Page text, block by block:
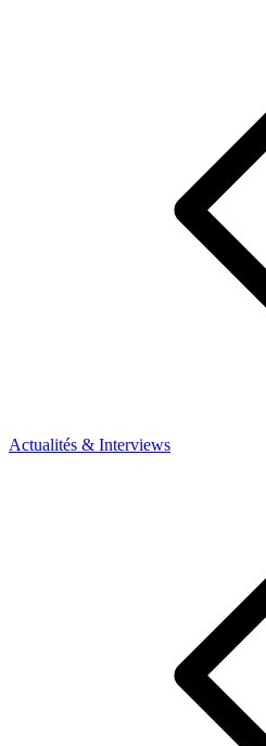
Actualités & Interviews